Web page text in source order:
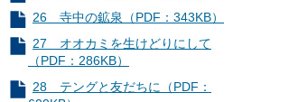
26 寺中の鉱泉（PDF：343KB）
27 オオカミを生けどりにして
（PDF：286KB）
28 テングと友だちに（PDF：